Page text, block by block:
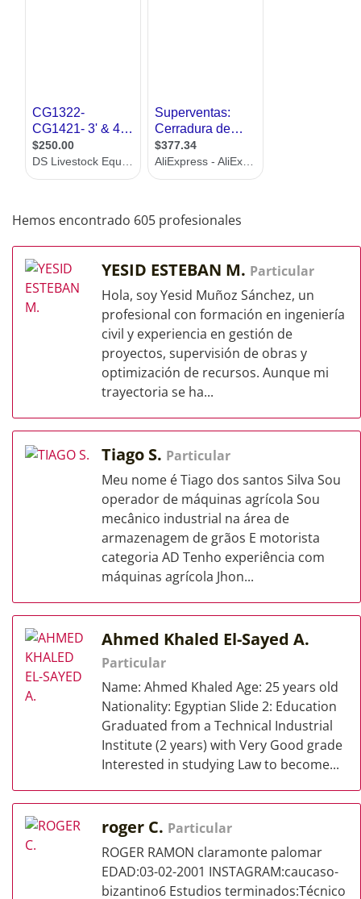
Hemos encontrado 605 profesionales
YESID ESTEBAN M. Particular
Hola, soy Yesid Muñoz Sánchez, un
profesional con formación en ingeniería
civil y experiencia en gestión de
proyectos, supervisión de obras y
optimización de recursos. Aunque mi
trayectoria se ha...
Tiago S. Particular
Meu nome é Tiago dos santos Silva Sou
operador de máquinas agrícola Sou
mecânico industrial na área de
armazenagem de grãos E motorista
categoria AD Tenho experiência com
máquinas agrícola Jhon...
Ahmed Khaled El-Sayed A.
Particular
Name: Ahmed Khaled Age: 25 years old
Nationality: Egyptian Slide 2: Education
Graduated from a Technical Industrial
Institute (2 years) with Very Good grade
Interested in studying Law to become...
roger C. Particular
ROGER RAMON claramonte palomar
EDAD:03-02-2001 INSTAGRAM:caucaso-
bizantino6 Estudios terminados:Técnico